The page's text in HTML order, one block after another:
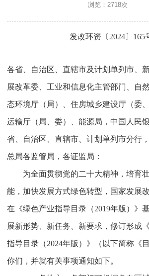
浏览：2718次
发改环资〔2024〕165
各省、自治区、直辖市及计划单列市、
展改革委、工业和信息化主管部门、自
态环境厅（局）、住房城乡建设厅（委
运输厅（局、委）、能源局，中国人民
省、自治区、直辖市、计划单列市分行
总局各监管局，各证监局：
为全面贯彻党的二十大精神，培育壮
能，加快发展方式绿色转型，国家发展
在《绿色产业指导目录（2019年版）》
展新形势、新任务、新要求，修订形成
指导目录（2024年版）》（以下简称《
你们，并就有关事项通知如下。